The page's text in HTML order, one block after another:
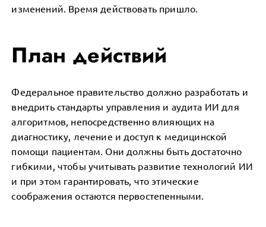
изменений. Время действовать пришло.
План действий
Федеральное правительство должно разработать и
внедрить стандарты управления и аудита ИИ для
алгоритмов, непосредственно влияющих на
диагностику, лечение и доступ к медицинской
помощи пациентам. Они должны быть достаточно
гибкими, чтобы учитывать развитие технологий ИИ
и при этом гарантировать, что этические
соображения остаются первостепенными.